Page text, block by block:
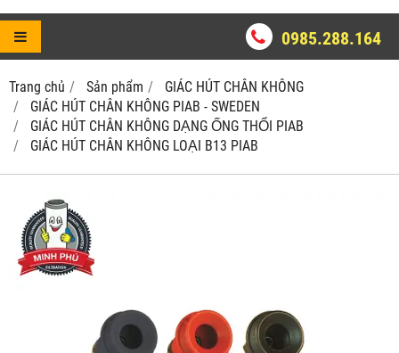
0985.288.164
Trang chủ Sản phẩm
GIÁC HÚT CHÂN KHÔNG
GIÁC HÚT CHÂN KHÔNG PIAB - SWEDEN
GIÁC HÚT CHÂN KHÔNG DẠNG ỐNG THỔI PIAB
GIÁC HÚT CHÂN KHÔNG LOẠI B13 PIAB